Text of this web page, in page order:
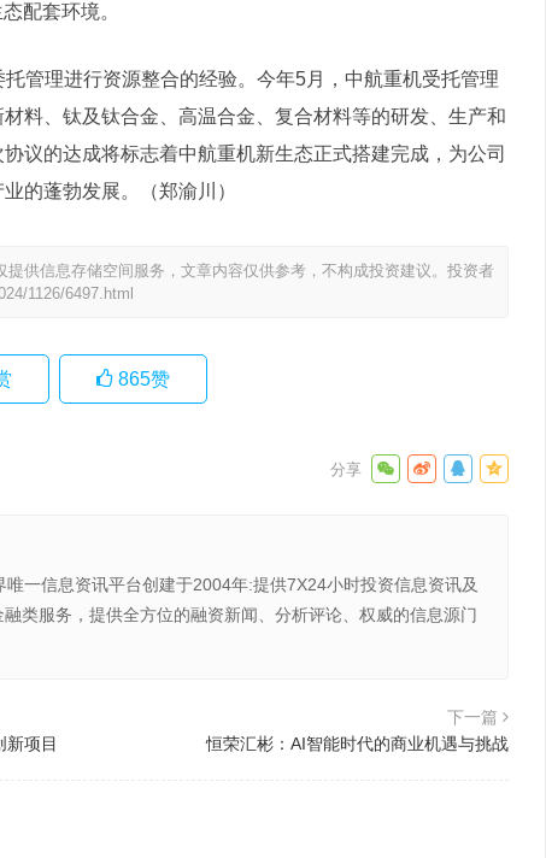
配套环境。
管理进行资源整合的经验。今年5月，中航重机受托管理
料、钛及钛合金、高温合金、复合材料等的研发、生产和
议的达成将标志着中航重机新生态正式搭建完成，为公司
的蓬勃发展。（郑渝川）
供信息存储空间服务，文章内容仅供参考，不构成投资建议。投资者
1126/6497.html
865赞
一信息资讯平台创建于2004年:提供7X24小时投资信息资讯及
类服务，提供全方位的融资新闻、分析评论、权威的信息源门
新项目
下一篇
恒荣汇彬：AI智能时代的商业机遇与挑战